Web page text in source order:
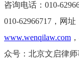
咨询电话：010-
010-62966717， 网址
www.wenqilaw.com
众号：北京文启律师